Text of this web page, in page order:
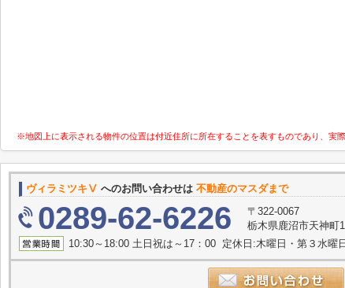
※地図上に表示される物件の位置は付近住所に所在することを表すものであり、実
ヴィラミツキⅤ へのお問い合わせは 不動産のマスダまで
0289-62-6226
〒322-0067
栃木県鹿沼市天神町
10:30～18:00 土日祝は～17：00 定休日:木曜日・第３水曜